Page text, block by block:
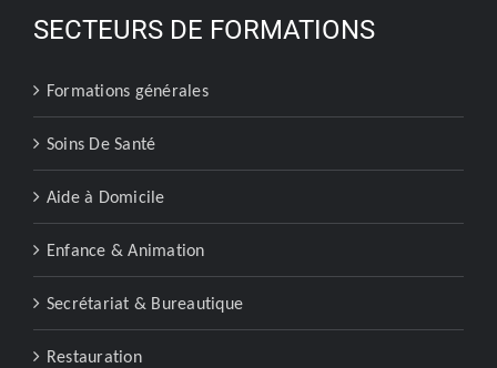
SECTEURS DE FORMATIONS
Formations générales
Soins De Santé
Aide à Domicile
Enfance & Animation
Secrétariat & Bureautique
Restauration